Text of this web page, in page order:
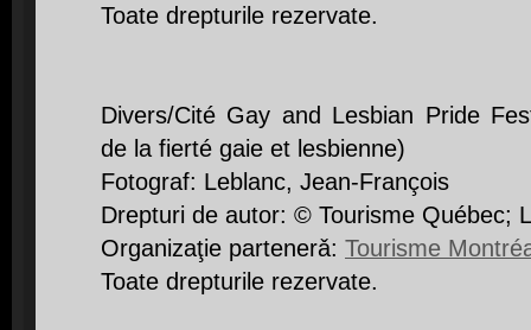
Toate drepturile rezervate.
Divers/Cité Gay and Lesbian Pride
de la fierté gaie et lesbienne)
Fotograf: Leblanc, Jean-François
Drepturi de autor: © Tourisme Québec;
Organizaţie partenerǎ: Tourisme
Toate drepturile rezervate.